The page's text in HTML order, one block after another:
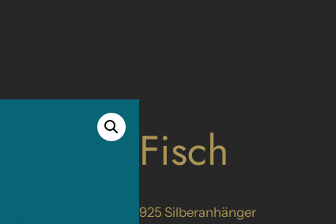
Fisch
925 Silberanhänger